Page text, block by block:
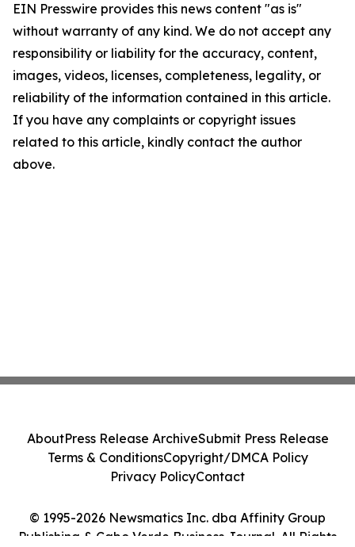
EIN Presswire provides this news content "as is"
without warranty of any kind. We do not accept any
responsibility or liability for the accuracy, content,
images, videos, licenses, completeness, legality, or
reliability of the information contained in this article.
If you have any complaints or copyright issues
related to this article, kindly contact the author
above.
© 1995-2026 Newsmatics Inc. dba Affinity Group
Publishing & Cabo Verde Business Journal. All Rights
AboutPress Release ArchiveSubmit Press Release
Terms & ConditionsCopyright/DMCA Policy
Privacy PolicyContact